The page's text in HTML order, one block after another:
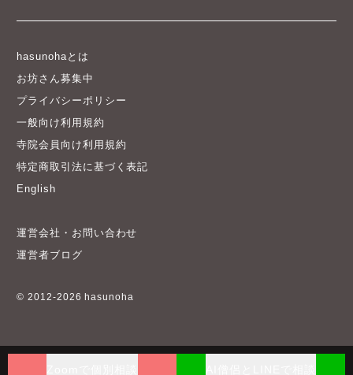
hasunohaとは
お坊さん募集中
プライバシーポリシー
一般向け利用規約
寺院会員向け利用規約
特定商取引法に基づく表記
English
運営会社・お問い合わせ
運営者ブログ
© 2012-2026 hasunoha